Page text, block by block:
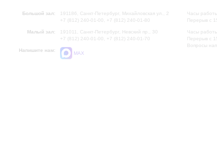
Большой зал:
191186, Санкт-Петербург, Михайловская ул., 2
+7 (812) 240-01-00, +7 (812) 240-01-80
Малый зал:
191011, Санкт-Петербург, Невский пр., 30
+7 (812) 240-01-00, +7 (812) 240-01-70
Напишите нам:
MAX
Часы
Перерыв с
Часы
Перерыв с
Вопросы